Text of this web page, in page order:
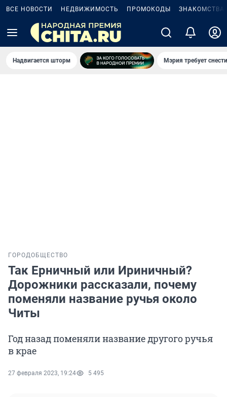
ВСЕ НОВОСТИ НЕДВИЖИМОСТЬ ПРОМОКОДЫ ЗНАКОМСТВА
Надвигается шторм Мэрия требует
ГОРОДОБЩЕСТВО
Так Ерничный или Ириничный?
Дорожники рассказали, почему
поменяли название ручья около
Читы
Год назад поменяли название другого ручья
в крае
27 февраля 2023, 19:24 5 495